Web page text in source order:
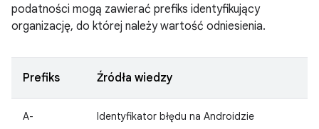
podatności mogą zawierać prefiks identyfikujący
organizację, do której należy wartość odniesienia.
Prefiks Źródła wiedzy
A- Identyfikator błędu na Androidzie